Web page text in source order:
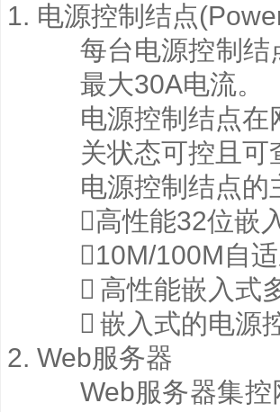
电源控制结点
每台电源控制
最大30A电流。
电源控制结点
关状态可控且可
电源控制结点的
高性能32位嵌
10M/100M自
 高性能嵌入式
 嵌入式的电源
Web服务器
Web服务器集